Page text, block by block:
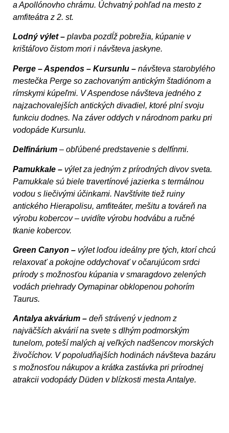
a Apollónovho chrámu. Úchvatný pohľad na mesto z
amfi­teátra z 2. st.
Lodný výlet – plavba pozdĺž pobrežia, kúpanie v
krištáľovo čistom mori i návšteva jaskyne.
Perge – Aspendos – Kursunlu – návšteva starobylého
mes­tečka Perge so zachovaným antickým štadiónom a
rímskymi kúpeľmi. V Aspendose návšteva jedného z
najzachovalejších antických divadiel, ktoré plní svoju
funkciu dodnes. Na záver oddych v národnom parku pri
vodopáde Kursunlu.
Delfinárium – obľúbené predstavenie s delfínmi.
Pamukkale – výlet za jedným z prírodných divov sveta.
Pamukkale sú biele travertínové jazierka s termálnou
vo­dou s liečivými účinkami. Navštívite tiež ruiny
antického Hierapolisu, amfiteáter, mešitu a továreň na
výrobu kober­cov – uvidíte výrobu hodvábu a ručné
tkanie kobercov.
Green Canyon – výlet loďou ideálny pre tých, ktorí chcú
relaxovať a pokojne oddychovať v očarujúcom srdci
prírody s možnosťou kúpania v smaragdovo zelených
vodách prie­hrady Oymapinar obklopenou pohorím
Taurus.
Antalya akvárium – deň strávený v jednom z
najväčších ak­várií na svete s dlhým podmorským
tunelom, poteší malých aj veľkých nadšencov morských
živočíchov. V popoludňaj­ších hodinách návšteva bazáru
s možnosťou nákupov a krát­ka zastávka pri prírodnej
atrakcii vodopády Düden v blízkosti mesta Antalye.